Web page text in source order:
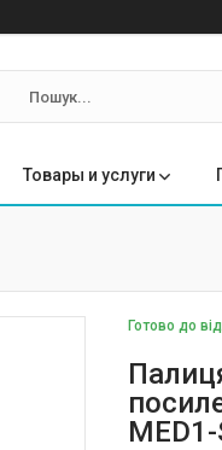
Товары и услуги
Готово до